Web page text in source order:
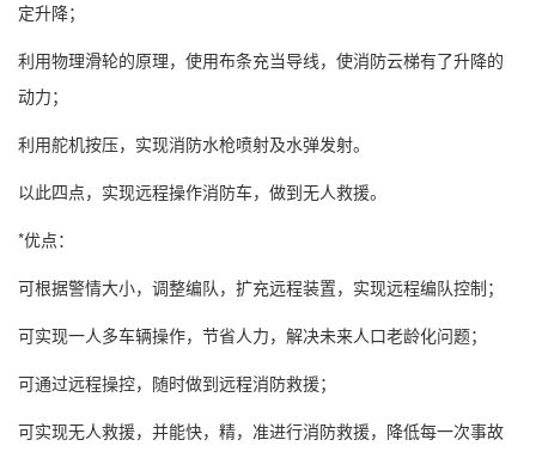
定升降；
利用物理滑轮的原理，使用布条充当导线，使消防云梯有了升降的
动力；
利用舵机按压，实现消防水枪喷射及水弹发射。
以此四点，实现远程操作消防车，做到无人救援。
*优点：
可根据警情大小，调整编队，扩充远程装置，实现远程编队控制；
可实现一人多车辆操作，节省人力，解决未来人口老龄化问题；
可通过远程操控，随时做到远程消防救援；
可实现无人救援，并能快，精，准进行消防救援，降低每一次事故